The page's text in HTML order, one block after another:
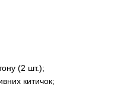
(2 шт.);
китичок;